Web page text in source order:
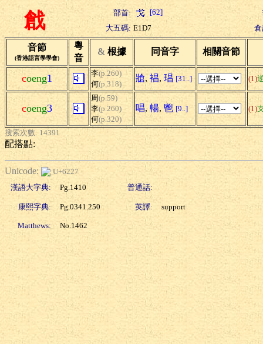
戧 部首: [62]
大五碼: E1D7
音節
(香港語言學學會)
粵
音
& 根據 同音字 相關音節
coeng1 李(p.260)
何(p.318)
牄, 裮, 琩 [31..] (1)
coeng3
周(p.59)
李(p.260)
何(p.320)
唱, 暢, 鬯 [9..] (1)
搜索次數: 14391
配搭點:
Unicode:
U+6227
漢語大字典:
Pg.1410 普通話:
康熙字典: Pg.0341.250 英譯: support
Matthews: No.1462